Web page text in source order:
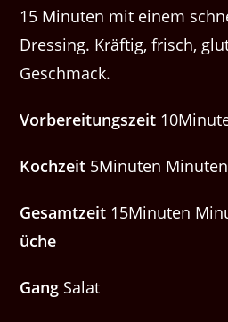
15 Minuten mit einem
Dressing. Kräftig, frisch,
Geschmack.
Vorbereitungszeit
Kochzeit 5Minuten Minuten
Gesamtzeit 15Minuten
üche
Gang Salat